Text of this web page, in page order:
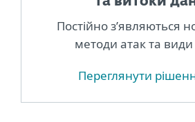
Постійно з’являються
методи атак та види
Переглянути